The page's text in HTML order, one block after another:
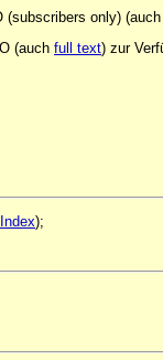
(subscribers only) (auch
(auch full text) zur
);